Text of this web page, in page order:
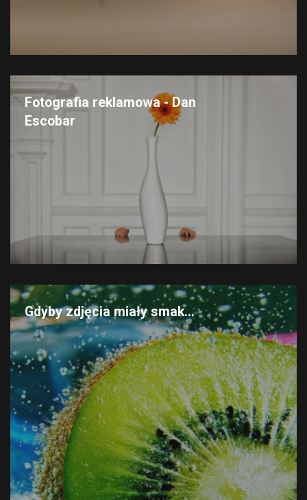
Fotografia reklamowa - Dan
Escobar
Gdyby zdjęcia miały smak...